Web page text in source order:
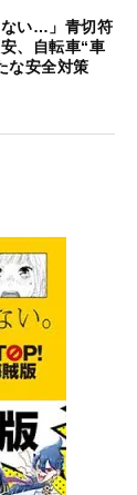
ない…」青切符
、自転車“車
な安全対策